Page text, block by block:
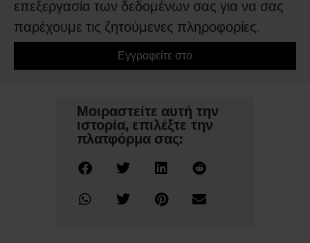
επεξεργασία των δεδομένων σας για να σας
παρέχουμε τις ζητούμενες πληροφορίες.
Εγγραφείτε στο
Μοιραστείτε αυτή την
ιστορία, επιλέξτε την
πλατφόρμα σας: